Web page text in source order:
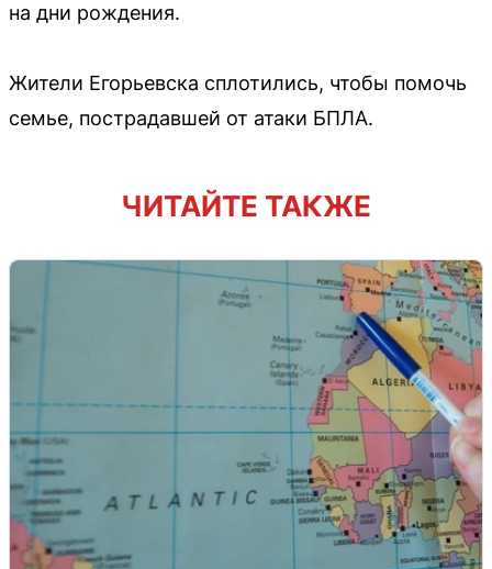
на дни рождения.
Жители Егорьевска сплотились, чтобы помочь
семье, пострадавшей от атаки БПЛА.
ЧИТАЙТЕ ТАКЖЕ